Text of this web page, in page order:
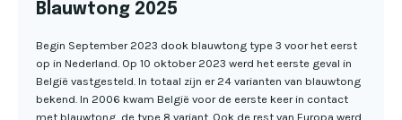
Blauwtong 2025
Begin September 2023 dook blauwtong type 3 voor het eerst
op in Nederland. Op 10 oktober 2023 werd het eerste geval in
België vastgesteld. In totaal zijn er 24 varianten van blauwtong
bekend. In 2006 kwam België voor de eerste keer in contact
met blauwtong, de type 8 variant. Ook de rest van Europa werd